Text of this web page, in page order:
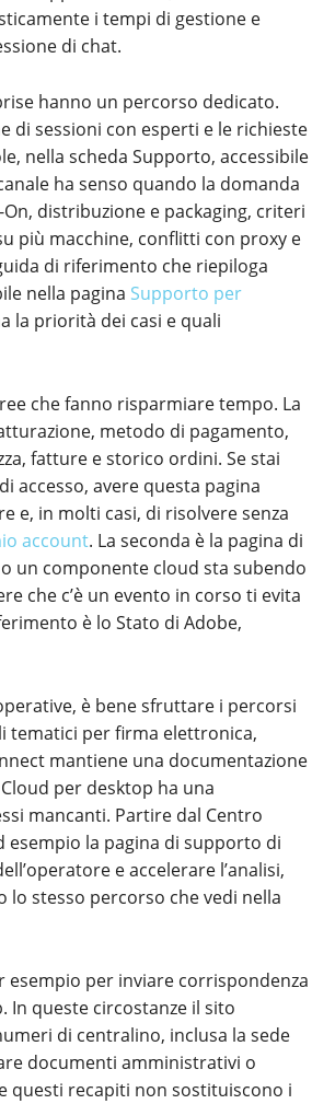
i tempi di gestione e
di chat.
hanno un percorso dedicato.
di sessioni con esperti e le richieste
nella scheda Supporto, accessibile
ha senso quando la domanda
distribuzione e packaging, criteri
più macchine, conflitti con proxy e
di riferimento che riepiloga
nella pagina Supporto per
la priorità dei casi e quali
che fanno risparmiare tempo. La
metodo di pagamento,
fatture e storico ordini. Se stai
accesso, avere questa pagina
e, in molti casi, di risolvere senza
account. La seconda è la pagina di
un componente cloud sta subendo
che c’è un evento in corso ti evita
è lo Stato di Adobe,
è bene sfruttare i percorsi
tematici per firma elettronica,
mantiene una documentazione
per desktop ha una
mancanti. Partire dal Centro
esempio la pagina di supporto di
e accelerare l’analisi,
lo stesso percorso che vedi nella
esempio per inviare corrispondenza
In queste circostanze il sito
di centralino, inclusa la sede
documenti amministrativi o
questi recapiti non sostituiscono i